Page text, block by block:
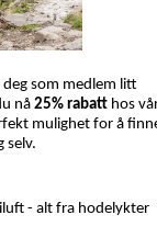
som medlem litt
nå 25% rabat hos
mulighet for å
selv.
- alt fra hodelykter